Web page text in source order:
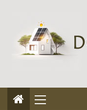
Menu